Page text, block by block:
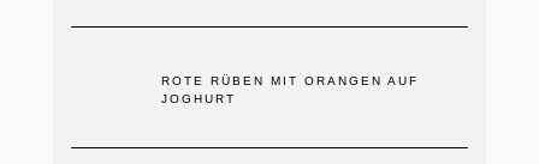
ROTE RÜBEN MIT ORANGEN AUF
JOGHURT